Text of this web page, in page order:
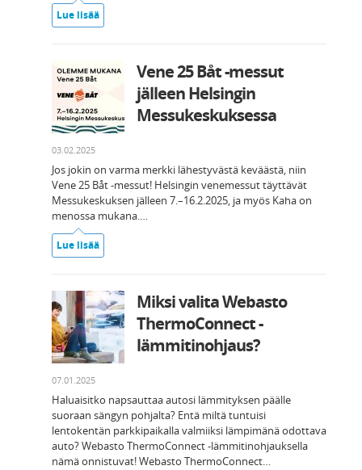
Lue lisää
Vene 25 Båt -messut
jälleen Helsingin
Messukeskuksessa
03.02.2025
Jos jokin on varma merkki lähestyvästä keväästä, niin
Vene 25 Båt -messut! Helsingin venemessut täyttävät
Messukeskuksen jälleen 7.–16.2.2025, ja myös Kaha on
menossa mukana.…
Lue lisää
Miksi valita Webasto
ThermoConnect -
lämmitinohjaus?
07.01.2025
Haluaisitko napsauttaa autosi lämmityksen päälle
suoraan sängyn pohjalta? Entä miltä tuntuisi
lentokentän parkkipaikalla valmiiksi lämpimänä odottava
auto? Webasto ThermoConnect -lämmitinohjauksella
nämä onnistuvat! Webasto ThermoConnect…